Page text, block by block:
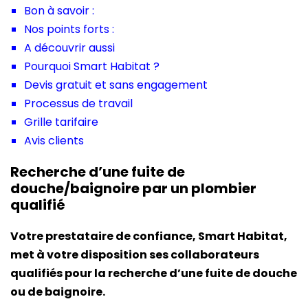
Bon à savoir :
Nos points forts :
A découvrir aussi
Pourquoi Smart Habitat ?
Devis gratuit et sans engagement
Processus de travail
Grille tarifaire
Avis clients
Recherche d’une fuite de
douche/baignoire par un plombier
qualifié
Votre prestataire de confiance, Smart Habitat,
met à votre disposition ses collaborateurs
qualifiés pourla recherche d’une fuite de douche
ou de baignoire.